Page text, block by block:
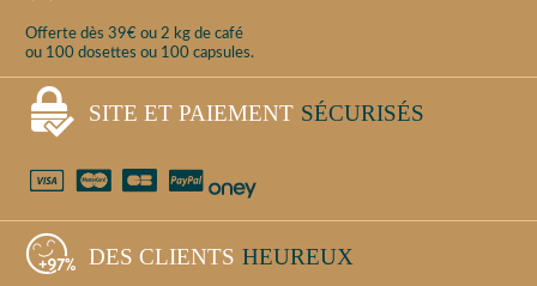
Offerte dès 39€ ou 2 kg de café
ou 100 dosettes ou 100 capsules.
SITE ET PAIEMENT SÉCURISÉS
DES CLIENTS HEUREUX